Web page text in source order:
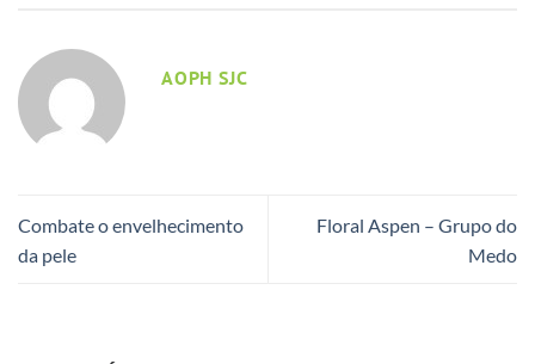
AOPH SJC
Combate o envelhecimento
da pele
Floral Aspen – Grupo do
Medo